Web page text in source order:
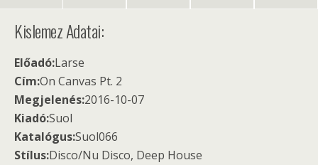
Kislemez Adatai:
Előadó:Larse
Cím:On Canvas Pt. 2
Megjelenés:2016-10-07
Kiadó:Suol
Katalógus:Suol066
Stílus:Disco/Nu Disco, Deep House